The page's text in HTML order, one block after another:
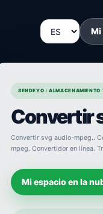
Mi
SENDEYO : ALMACENAMIENTO
Convertir
Convertir svg audio-mpeg..
mpeg. Convertidor en línea.
Mi espacio en la